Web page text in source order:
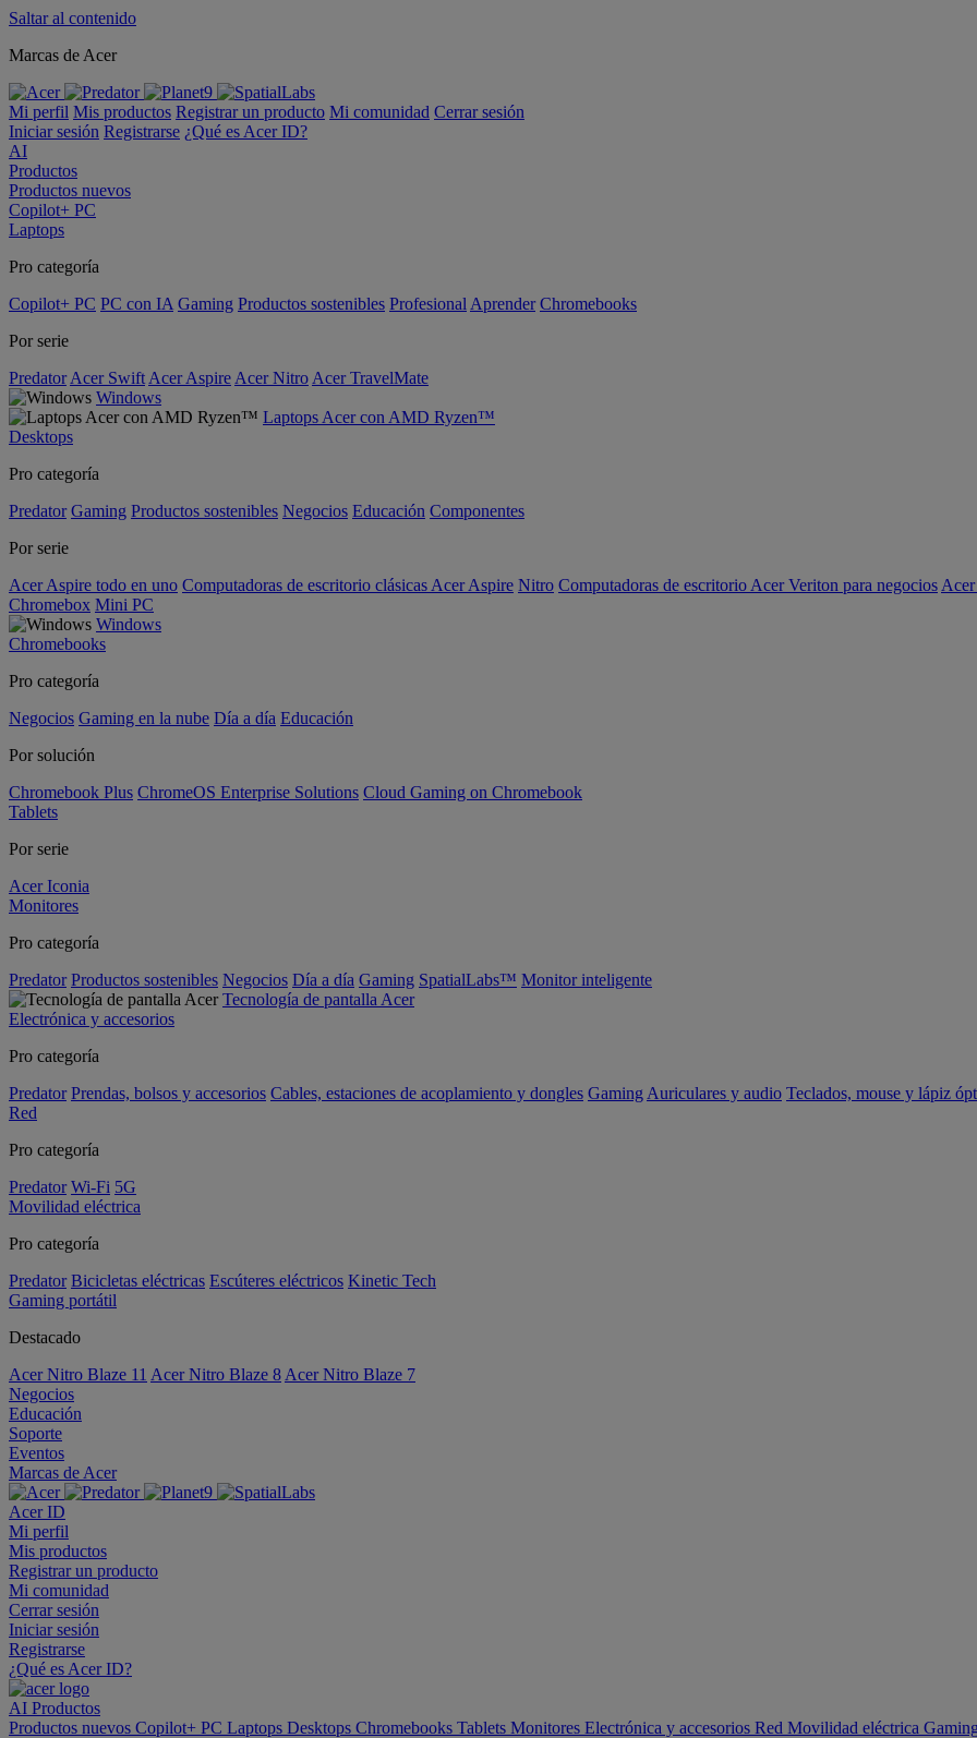
Saltar al contenido
Marcas de Acer
Mi perfil Mis productos Registrar un producto Mi comunidad Cerrar sesión
Iniciar sesión Registrarse ¿Qué es Acer ID?
AI
Productos
Productos nuevos
Copilot+ PC
Laptops
Pro categoría
Copilot+ PC PC con IA Gaming Productos sostenibles Profesional Aprender Chromebooks
Por serie
Predator Acer Swift Acer Aspire Acer Nitro Acer TravelMate
Windows
Laptops Acer con AMD Ryzen™
Desktops
Pro categoría
Predator Gaming Productos sostenibles Negocios Educación Componentes
Por serie
Acer Aspire todo en uno Computadoras de escritorio clásicas Acer Aspire Nitro Computadoras de escritorio Acer Veriton para negocios
Chromebox Mini PC
Windows
Chromebooks
Pro categoría
Negocios Gaming en la nube Día a día Educación
Por solución
Chromebook Plus ChromeOS Enterprise Solutions Cloud Gaming on Chromebook
Tablets
Por serie
Acer Iconia
Monitores
Pro categoría
Predator Productos sostenibles Negocios Día a día Gaming SpatialLabs™ Monitor inteligente
Tecnología de pantalla Acer
Electrónica y accesorios
Pro categoría
Predator Prendas, bolsos y accesorios Cables, estaciones de acoplamiento y dongles Gaming Auriculares y audio Teclados, mouse y lápiz
Red
Pro categoría
Predator Wi-Fi 5G
Movilidad eléctrica
Pro categoría
Predator Bicicletas eléctricas Escúteres eléctricos Kinetic Tech
Gaming portátil
Destacado
Acer Nitro Blaze 11 Acer Nitro Blaze 8 Acer Nitro Blaze 7
Negocios
Educación
Soporte
Eventos
Marcas de Acer
Acer ID
Mi perfil
Mis productos
Registrar un producto
Mi comunidad
Cerrar sesión
Iniciar sesión
Registrarse
¿Qué es Acer ID?
AI Productos
Productos nuevos Copilot+ PC Laptops Desktops Chromebooks Tablets Monitores Electrónica y accesorios Red Movilidad eléctrica